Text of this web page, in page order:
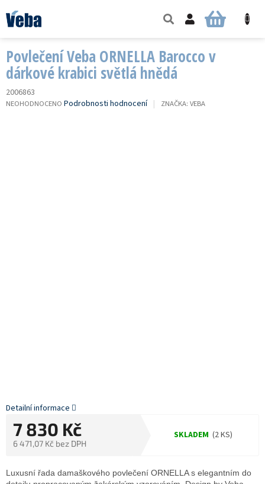
na
obsah
NÁKUPNÍ
Povlečení Veba ORNELLA Barocco v
dárkové krabici světlá hnědá
2006863
PRŮMĚRNÉ
NEOHODNOCENO Podrobnosti hodnocení ZNAČKA: VEBA
7 830 Kč
6 471,07 Kč bez DPH
SKLADEM (2 KS)
Luxusní řada damaškového povlečení ORNELLA s elegantním do
Detailní informace